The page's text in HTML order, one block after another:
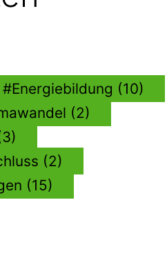
Energiebildung (10)
(2)
(2)
(15)